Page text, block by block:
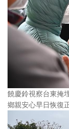
饒慶鈴視察台東掩
鄉親安心早日恢復